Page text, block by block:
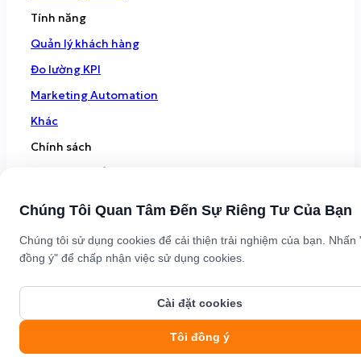
Tính năng
Quản lý khách hàng
Đo lường KPI
Marketing Automation
Khác
Chính sách
Chính sách bảo mật
Tải ứng dụng này
© Copyright Getfly CRM 2024 - Giải pháp quản lý &
chăm sóc khách hàng dành cho SMEs
Chúng Tôi Quan Tâm Đến Sự Riêng Tư Của Bạn
Chúng tôi sử dụng cookies để cải thiện trải nghiệm của bạn. Nhấn
đồng ý" để chấp nhận việc sử dụng cookies.
Cài đặt cookies
Tôi đồng ý